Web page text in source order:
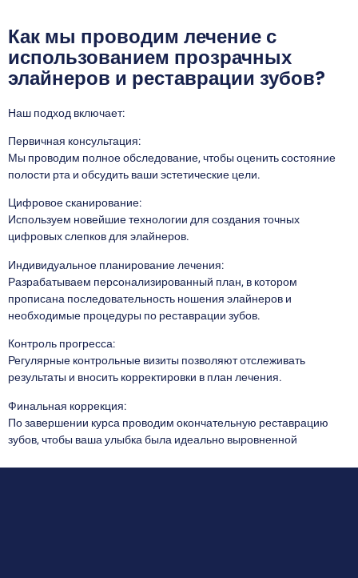
Как мы проводим лечение с
использованием прозрачных
элайнеров и реставрации зубов?
Наш подход включает:
Первичная консультация:
Мы проводим полное обследование, чтобы оценить состояние
полости рта и обсудить ваши эстетические цели.
Цифровое сканирование:
Используем новейшие технологии для создания точных
цифровых слепков для элайнеров.
Индивидуальное планирование лечения:
Разрабатываем персонализированный план, в котором
прописана последовательность ношения элайнеров и
необходимые процедуры по реставрации зубов.
Контроль прогресса:
Регулярные контрольные визиты позволяют отслеживать
результаты и вносить корректировки в план лечения.
Финальная коррекция:
По завершении курса проводим окончательную реставрацию
зубов, чтобы ваша улыбка была идеально выровненной